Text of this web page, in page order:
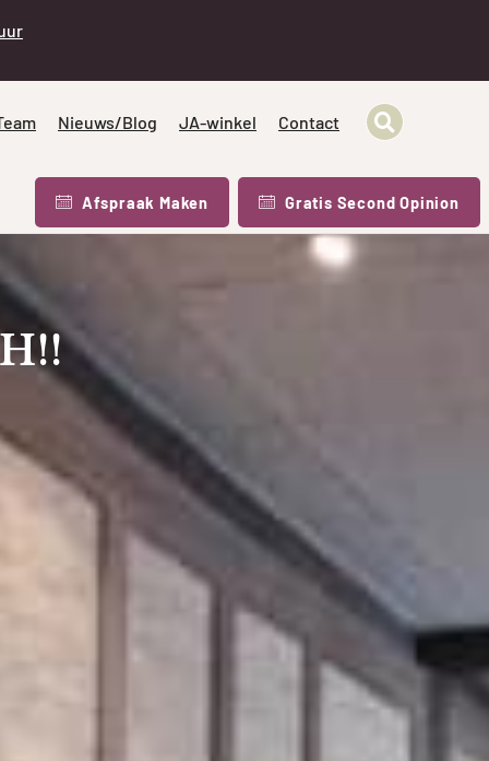
Nieuws/Blog JA-winkel Contact
Afspraak Maken Gratis Second Opinion